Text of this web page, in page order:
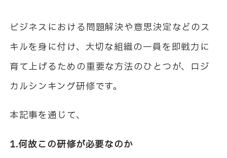
ビジネスにおける問題解決や意思決定などのス
キルを身に付け、大切な組織の一員を即戦力に
育て上げるための重要な方法のひとつが、ロジ
カルシンキング研修です。
本記事を通じて、
1.何故この研修が必要なのか